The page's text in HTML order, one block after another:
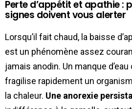
Perte d’appétit et apathie :
signes doivent vous alerter
Lorsqu’il fait chaud, la baisse
est un phénomène assez
jamais anodin. Un manque
fragilise rapidement un
la chaleur. Une anorexie